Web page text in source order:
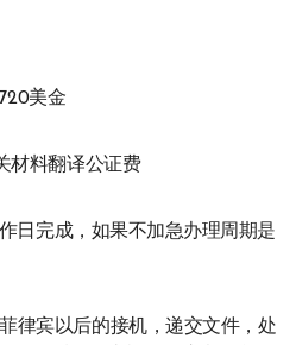
美金
材料翻译公证费
日完成，如果不加急办理周期是
律宾以后的接机，递交文件，处